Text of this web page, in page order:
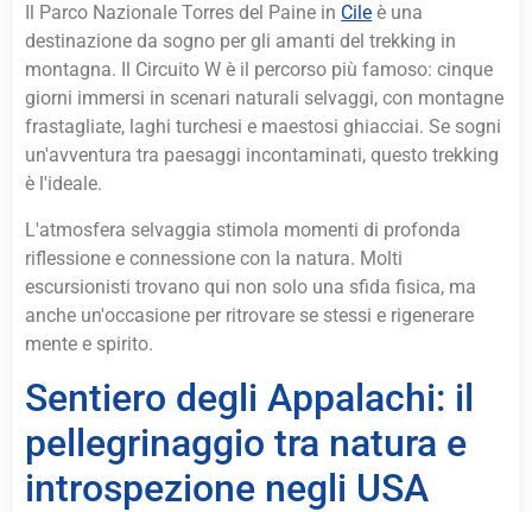
Il Parco Nazionale Torres del Paine in Cile è una
destinazione da sogno per gli amanti del trekking in
montagna. Il Circuito W è il percorso più famoso: cinque
giorni immersi in scenari naturali selvaggi, con montagne
frastagliate, laghi turchesi e maestosi ghiacciai. Se sogni
un'avventura tra paesaggi incontaminati, questo trekking
è l'ideale.
L'atmosfera selvaggia stimola momenti di profonda
riflessione e connessione con la natura. Molti
escursionisti trovano qui non solo una sfida fisica, ma
anche un'occasione per ritrovare se stessi e rigenerare
mente e spirito.
Sentiero degli Appalachi: il
pellegrinaggio tra natura e
introspezione negli USA